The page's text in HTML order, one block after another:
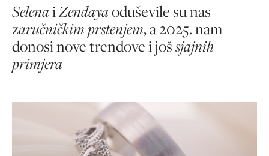
SelenaiZendayaoduševile su nas
zaručničkim prstenjem, a 2025. nam
donosi nove trendove i jošsjajnih
primjera